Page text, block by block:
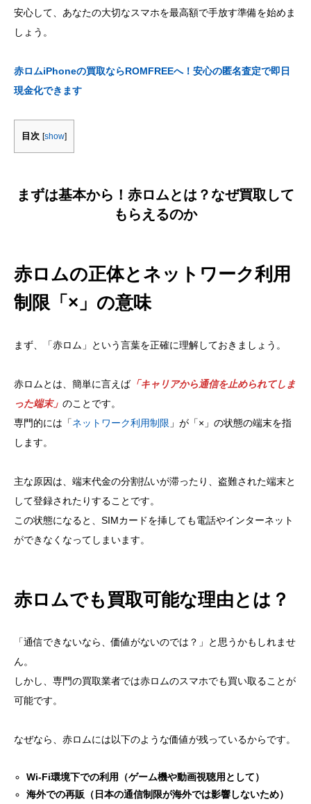
安心して、あなたの大切なスマホを最高額で手放す準備を始めま
しょう。
赤ロムiPhoneの買取ならROMFREEへ！安心の匿名査定で即日
現金化できます
目次 [show]
まずは基本から！赤ロムとは？なぜ買取して
もらえるのか
赤ロムの正体とネットワーク利用
制限「×」の意味
まず、「赤ロム」という言葉を正確に理解しておきましょう。
赤ロムとは、簡単に言えば「キャリアから通信を止められてしま
った端末」 のことです。
専門的には「ネットワーク利用制限 」が「×」の状態の端末を指
します。
主な原因は、端末代金の分割払いが滞ったり、盗難された端末と
して登録されたりすることです。
この状態になると、SIMカードを挿しても電話やインターネット
ができなくなってしまいます。
赤ロムでも買取可能な理由とは？
「通信できないなら、価値がないのでは？」と思うかもしれませ
ん。
しかし、専門の買取業者では赤ロムのスマホでも買い取ることが
可能です。
なぜなら、赤ロムには以下のような価値が残っているからです。
Wi-Fi環境下での利用（ゲーム機や動画視聴用として）
海外での再販（日本の通信制限が海外では影響しないため）